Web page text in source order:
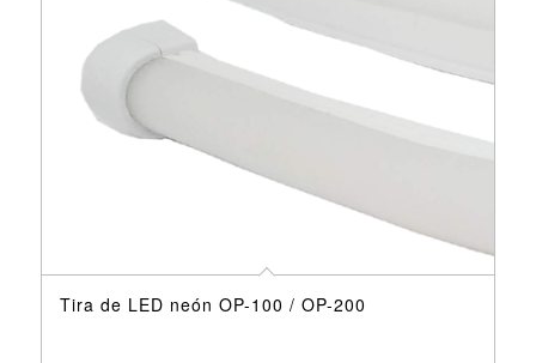
Tira de LED neón OP-100 / OP-200